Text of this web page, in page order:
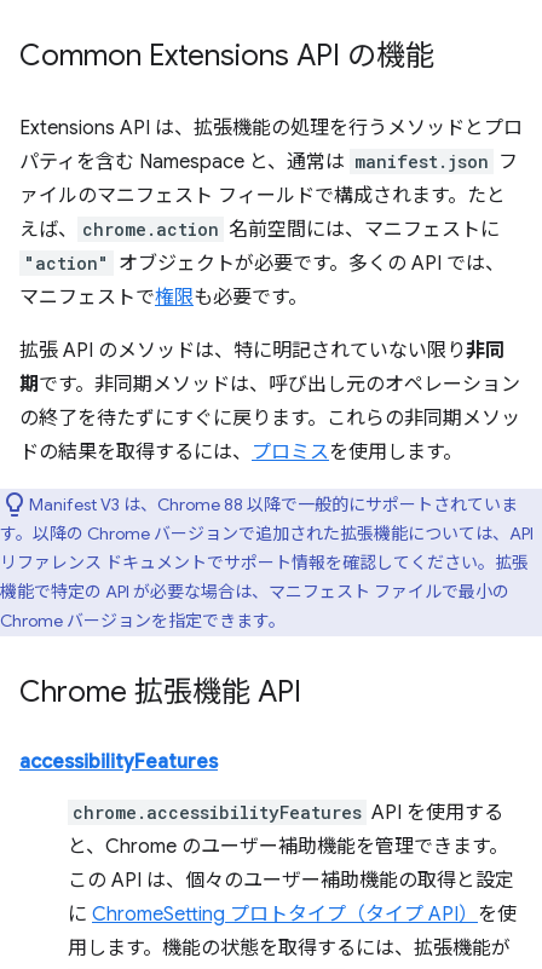
Common Extensions API の機能
Extensions API は、拡張機能の処理を行うメソッドとプロ
パティを含む Namespace と、通常は manifest.json フ
ァイルのマニフェスト フィールドで構成されます。たと
えば、
chrome.action 名前空間には、マニフェストに
"action"
オブジェクトが必要です。多くの API では、
マニフェストで権限も必要です。
拡張 API のメソッドは、特に明記されていない限り非同
期です。非同期メソッドは、呼び出し元のオペレーション
の終了を待たずにすぐに戻ります。これらの非同期メソッ
ドの結果を取得するには、 プロミスを使用します。
Manifest V3 は、Chrome 88 以降で一般的にサポートされていま
す。以降の Chrome バージョンで追加された拡張機能については、API
リファレンス ドキュメントでサポート情報を確認してください。拡張
機能で特定の API が必要な場合は、マニフェスト ファイルで最小の
Chrome バージョンを指定できます。
Chrome 拡張機能 API
accessibilityFeatures
chrome.accessibilityFeatures API を使用する
と、Chrome のユーザー補助機能を管理できます。
この API は、個々のユーザー補助機能の取得と設定
に ChromeSetting プロトタイプ（タイプ API） を使
用します。機能の状態を取得するには、拡張機能が